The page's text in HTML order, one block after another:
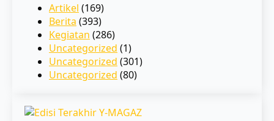
Artikel (169)
Berita (393)
Kegiatan (286)
Uncategorized (1)
Uncategorized (301)
Uncategorized (80)